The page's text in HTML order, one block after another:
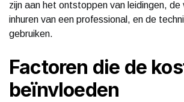
zijn aan het ontstoppen van leidingen, de
inhuren van een professional, en de
gebruiken.
Factoren die de
beïnvloeden